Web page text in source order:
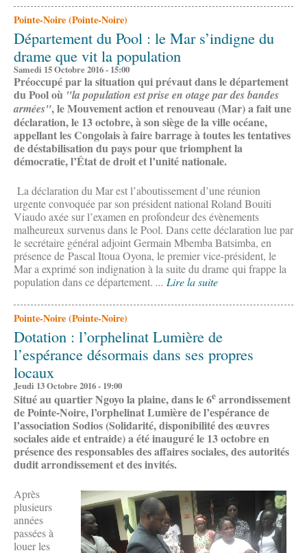
Pointe-Noire (Pointe-Noire)
Département du Pool : le Mar s’indigne du
drame que vit la population
Samedi 15 Octobre 2016 - 15:00
Préoccupé par la situation qui prévaut dans le département
du Pool où "la population est prise en otage par des bandes
armées", le Mouvement action et renouveau (Mar) a fait une
déclaration, le 13 octobre, à son siège de la ville océane,
appellant les Congolais à faire barrage à toutes les tentatives
de déstabilisation du pays pour que triomphent la
démocratie, l’État de droit et l’unité nationale.
La déclaration du Mar est l’aboutissement d’une réunion
urgente convoquée par son président national Roland Bouiti
Viaudo axée sur l’examen en profondeur des évènements
malheureux survenus dans le Pool. Dans cette déclaration lue par
le secrétaire général adjoint Germain Mbemba Batsimba, en
présence de Pascal Itoua Oyona, le premier vice-président, le
Mar a exprimé son indignation à la suite du drame qui frappe la
population dans ce département. ... Lire la suite
Pointe-Noire (Pointe-Noire)
Dotation : l’orphelinat Lumière de
l’espérance désormais dans ses propres
locaux
Jeudi 13 Octobre 2016 - 19:00
Situé au quartier Ngoyo la plaine, dans le 6e arrondissement
de Pointe-Noire, l’orphelinat Lumière de l’espérance de
l’association Sodios (Solidarité, disponibilité des œuvres
sociales aide et entraide) a été inauguré le 13 octobre en
présence des responsables des affaires sociales, des autorités
dudit arrondissement et des invités.
Après
plusieurs
années
passées à
louer les